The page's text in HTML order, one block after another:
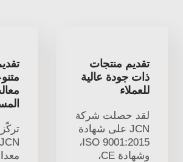
تقديم منتجات
ذات جودة عالية
للعملاء
لقد حصلت شركة
JCN على شهادة
ISO 9001:2015،
وشهادة CE،